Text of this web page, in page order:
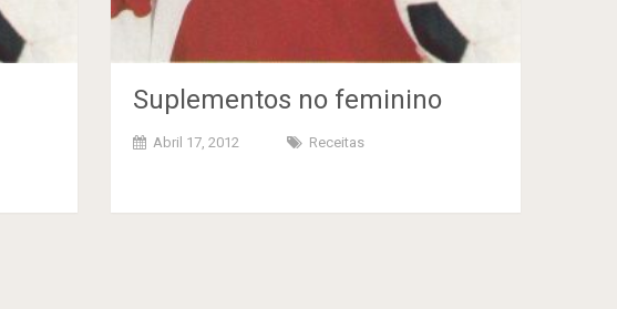
Suplementos no feminino
Abril 17, 2012 Receitas